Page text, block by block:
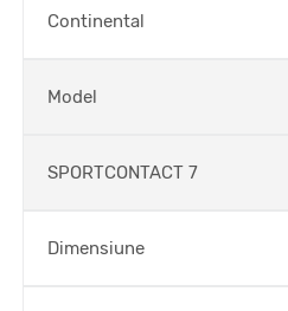
Continental
Model
SPORTCONTACT 7
Dimensiune